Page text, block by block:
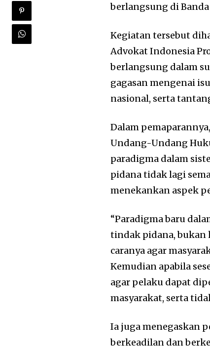
berlangsung di Banda
Kegiatan tersebut
Advokat Indonesia
berlangsung dalam
gagasan mengenai
nasional, serta
Dalam
Undang-Undang
paradigma dalam
pidana tidak lagi
menekankan aspek
“Paradigma baru
tindak pidana, bukan
caranya agar
Kemudian apabila
agar pelaku dapat
masyarakat, serta
Ia juga menegaskan
berkeadilan dan